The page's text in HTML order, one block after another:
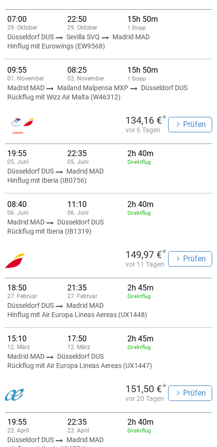
07:00
29. Oktober
22:50
29. Oktober
15h 50m
1 Stopp
Düsseldorf DUS Sevilla SVQ
Madrid MAD
Hinflug mit Eurowings (EW9568)
09:55
01. November
08:25
02. November
15h 50m
1 Stopp
Madrid MAD Mailand Malpensa MXP
Düsseldorf DUS
Rückflug mit Wizz Air Malta (W46312)
134,16 €*
vor 6 Tagen
Prüfen
19:55
05. Juni
22:35
05. Juni
2h 40m
Direktflug
Düsseldorf DUS
Madrid MAD
Hinflug mit Iberia (IB0756)
08:40
06. Juni
11:10
06. Juni
2h 40m
Direktflug
Madrid MAD
Düsseldorf DUS
Rückflug mit Iberia (IB1319)
149,97 €*
vor 11 Tagen
Prüfen
18:50
27. Februar
21:35
27. Februar
2h 45m
Direktflug
Düsseldorf DUS
Madrid MAD
Hinflug mit Air Europa Lineas Aereas (UX1448)
15:10
12. März
17:50
12. März
2h 45m
Direktflug
Madrid MAD
Düsseldorf DUS
Rückflug mit Air Europa Lineas Aereas (UX1447)
151,50 €*
vor 20 Tagen
Prüfen
19:55
22. April
22:35
22. April
2h 40m
Direktflug
Düsseldorf DUS
Madrid MAD